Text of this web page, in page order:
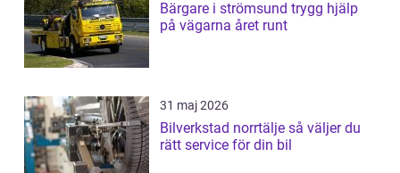
Bärgare i strömsund trygg hjälp
på vägarna året runt
31 maj 2026
Bilverkstad norrtälje så väljer du
rätt service för din bil